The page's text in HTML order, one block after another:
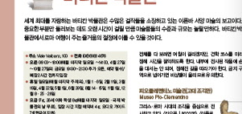
만 알림판
회화 & INDEX
스 FRANCE